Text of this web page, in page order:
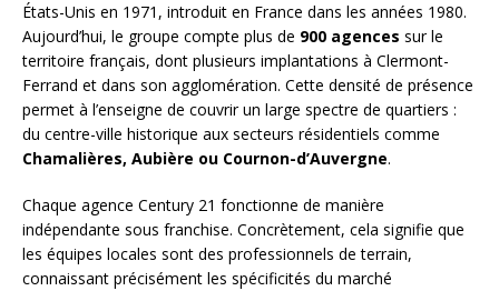
États-Unis en 1971, introduit en France dans les années 1980.
Aujourd’hui, le groupe compte plus de 900 agences sur le
territoire français, dont plusieurs implantations à Clermont-
Ferrand et dans son agglomération. Cette densité de présence
permet à l’enseigne de couvrir un large spectre de quartiers :
du centre-ville historique aux secteurs résidentiels comme
Chamalières, Aubière ou Cournon-d’Auvergne.
Chaque agence Century 21 fonctionne de manière
indépendante sous franchise. Concrètement, cela signifie que
les équipes locales sont des professionnels de terrain,
connaissant précisément les spécificités du marché